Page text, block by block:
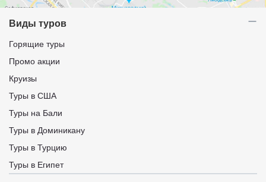
Виды туров
Горящие туры
Промо акции
Круизы
Туры в США
Туры на Бали
Туры в Доминикану
Туры в Турцию
Туры в Египет